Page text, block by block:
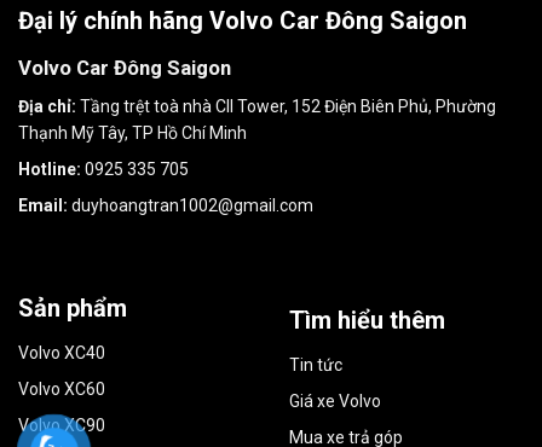
Đại lý chính hãng Volvo Car Đông Saigon
Volvo Car Đông Saigon
Địa chỉ: Tầng trệt toà nhà CII Tower, 152 Điện Biên Phủ, Phường
Thạnh Mỹ Tây, TP Hồ Chí Minh
Hotline: 0925 335 705
Email: duyhoangtran1002@gmail.com
Sản phẩm
Volvo XC40
Volvo XC60
Volvo XC90
Tìm hiểu thêm
Tin tức
Giá xe Volvo
Mua xe trả góp